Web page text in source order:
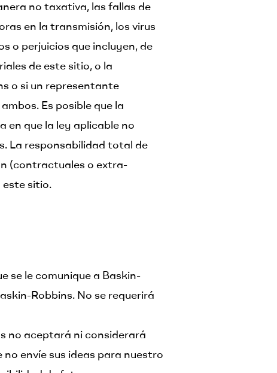
no taxativa, las fallas de
en la transmisión, los virus
o perjuicios que incluyen, de
de este sitio, o la
o si un representante
Es posible que la
en que la ley aplicable no
La responsabilidad total de
(contractuales o extra-
este sitio.
se le comunique a Baskin-
Robbins. No se requerirá
no aceptará ni considerará
envíe sus ideas para nuestro